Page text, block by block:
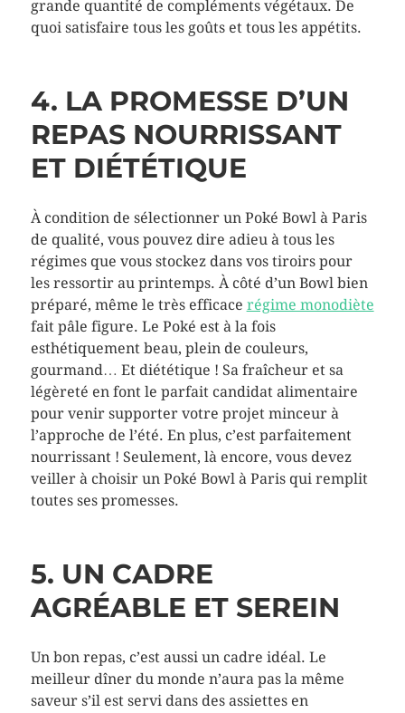
grande quantité de compléments végétaux. De
quoi satisfaire tous les goûts et tous les appétits.
4. LA PROMESSE D’UN
REPAS NOURRISSANT
ET DIÉTÉTIQUE
À condition de sélectionner un Poké Bowl à Paris
de qualité, vous pouvez dire adieu à tous les
régimes que vous stockez dans vos tiroirs pour
les ressortir au printemps. À côté d’un Bowl bien
préparé, même le très efficace régime monodiète
fait pâle figure. Le Poké est à la fois
esthétiquement beau, plein de couleurs,
gourmand… Et diététique ! Sa fraîcheur et sa
légèreté en font le parfait candidat alimentaire
pour venir supporter votre projet minceur à
l’approche de l’été. En plus, c’est parfaitement
nourrissant ! Seulement, là encore, vous devez
veiller à choisir un Poké Bowl à Paris qui remplit
toutes ses promesses.
5. UN CADRE
AGRÉABLE ET SEREIN
Un bon repas, c’est aussi un cadre idéal. Le
meilleur dîner du monde n’aura pas la même
saveur s’il est servi dans des assiettes en